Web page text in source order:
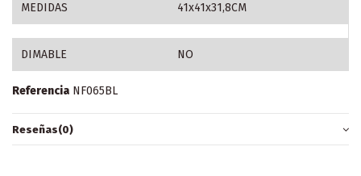
MEDIDAS 41x41x31,8CM
DIMABLE NO
Referencia NF065BL
Reseñas(0)